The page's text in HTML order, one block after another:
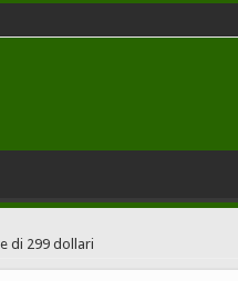
di 299 dollari